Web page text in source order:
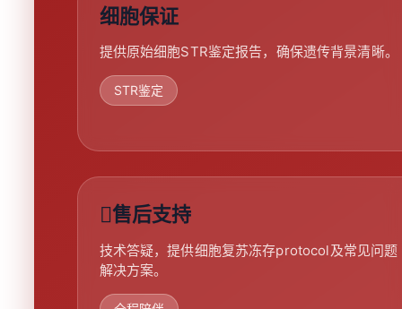
细胞保证
提供原始细胞STR鉴定报告，确保遗传背景清晰。
STR鉴定
售后支持
技术答疑，提供细胞复苏冻存protocol及常见问题
解决方案。